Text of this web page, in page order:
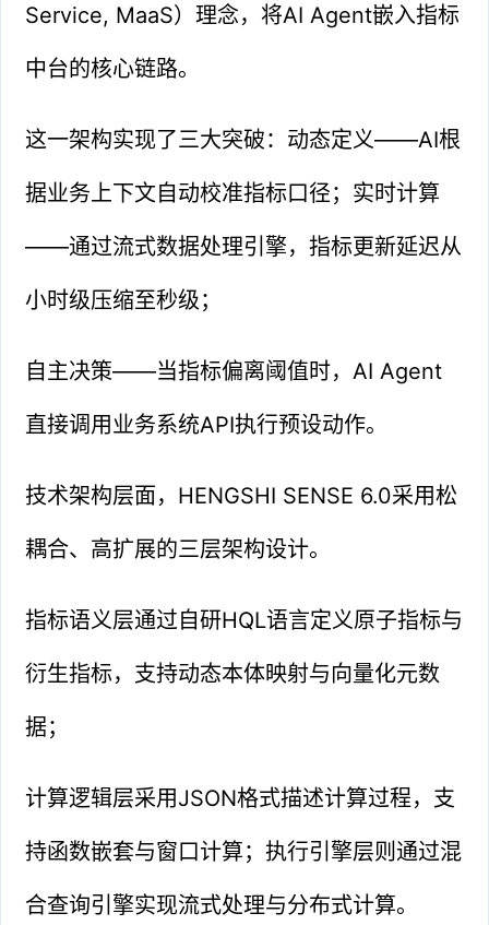
Service, MaaS）理念，将AI Agent嵌入指标
中台的核心链路。
这一架构实现了三大突破：动态定义——AI根
据业务上下文自动校准指标口径；实时计算
——通过流式数据处理引擎，指标更新延迟从
小时级压缩至秒级；
自主决策——当指标偏离阈值时，AI Agent
直接调用业务系统API执行预设动作。
技术架构层面，HENGSHI SENSE 6.0采用松
耦合、高扩展的三层架构设计。
指标语义层通过自研HQL语言定义原子指标与
衍生指标，支持动态本体映射与向量化元数
据；
计算逻辑层采用JSON格式描述计算过程，支
持函数嵌套与窗口计算；执行引擎层则通过混
合查询引擎实现流式处理与分布式计算。